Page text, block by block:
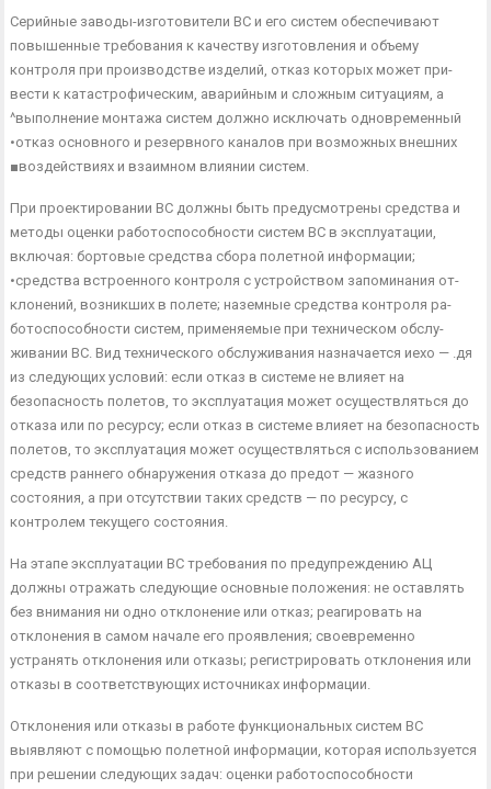
Серийные заводы-изготовители ВС и его систем обеспечива­ют
повышенные требования к качеству изготовления и объему
контроля при производстве изделий, отказ которых может при­
вести к катастрофическим, аварийным и сложным ситуациям, а
^выполнение монтажа систем должно исключать одновременный
•отказ основного и резервного каналов при возможных внешних
■воздействиях и взаимном влиянии систем.
При проектировании ВС должны быть предусмотрены сред­ства и
методы оценки работоспособности систем ВС в эксплуа­тации,
включая: бортовые средства сбора полетной информации;
•средства встроенного контроля с устройством запоминания от­
клонений, возникших в полете; наземные средства контроля ра­
ботоспособности систем, применяемые при техническом обслу­
живании ВС. Вид технического обслуживания назначается иехо — .дя
из следующих условий: если отказ в системе не влияет на
безопасность полетов, то эксплуатация может осуществляться до
отказа или по ресурсу; если отказ в системе влияет на безо­пасность
полетов, то эксплуатация может осуществляться с ис­пользованием
средств раннего обнаружения отказа до предот — жазного
состояния, а при отсутствии таких средств — по ресур­су, с
контролем текущего состояния.
На этапе эксплуатации ВС требования по предупреждению АЦ
должны отражать следующие основные положения: не ос­тавлять
без внимания ни одно отклонение или отказ; реагиро­вать на
отклонения в самом начале его проявления; своевремен­но
устранять отклонения или отказы; регистрировать отклоне­ния или
отказы в соответствующих источниках информации.
Отклонения или отказы в работе функциональных систем ВС
выявляют с помощью полетной информации, которая ис­пользуется
при решении следующих задач: оценки работоспо­собности